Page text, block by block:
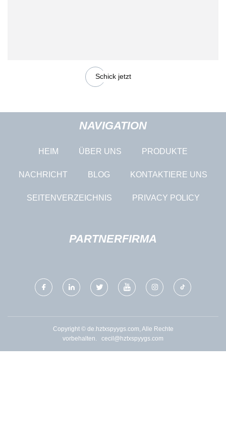
Schick jetzt
NAVIGATION
HEIM ÜBER UNS PRODUKTE
NACHRICHT BLOG KONTAKTIERE UNS
SEITENVERZEICHNIS PRIVACY POLICY
PARTNERFIRMA
Copyright © de.hztxspyygs.com, Alle Rechte
vorbehalten. cecil@hztxspyygs.com